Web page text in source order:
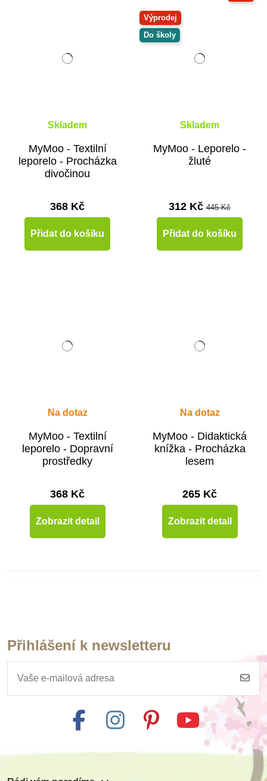
Skladem
MyMoo - Textilní
leporelo - Procházka
divočinou
368 Kč
Přidat do košíku
Výprodej
Do školy
Skladem
MyMoo - Leporelo -
žluté
312 Kč 445 Kč
Přidat do košíku
Na dotaz
MyMoo - Textilní
leporelo - Dopravní
prostředky
368 Kč
Zobrazit detail
Na dotaz
MyMoo - Didaktická
knížka - Procházka
lesem
265 Kč
Zobrazit detail
Přihlášení k newsletteru